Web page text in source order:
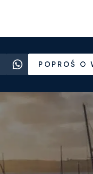
POPROŚ O